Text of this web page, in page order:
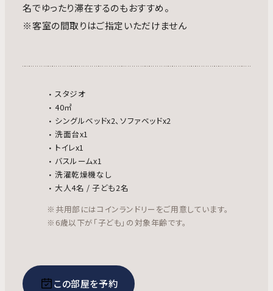
名でゆったり滞在するのもおすすめ。
※客室の間取りはご指定いただけません
スタジオ
40㎡
シングルベッドx2、ソファベッドx2
洗面台x1
トイレx1
バスルームx1
洗濯乾燥機なし
大人4名 / 子ども2名
※共用部にはコインランドリーをご用意しています。
※6歳以下が「子ども」の対象年齢です。
この部屋を予約